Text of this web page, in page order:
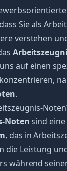
Sie als
verstehen
auf einen
.
Noten sind
, das in
die Leistung
während